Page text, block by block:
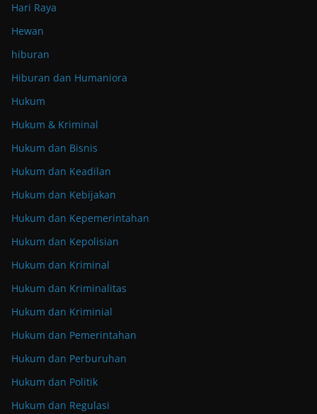
Hari Raya
Hewan
hiburan
Hiburan dan Humaniora
Hukum
Hukum & Kriminal
Hukum dan Bisnis
Hukum dan Keadilan
Hukum dan Kebijakan
Hukum dan Kepemerintahan
Hukum dan Kepolisian
Hukum dan Kriminal
Hukum dan Kriminalitas
Hukum dan Kriminial
Hukum dan Pemerintahan
Hukum dan Perburuhan
Hukum dan Politik
Hukum dan Regulasi